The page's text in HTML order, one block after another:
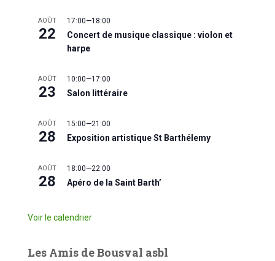
AOÛT
22
17:00—18:00
Concert de musique classique : violon et
harpe
AOÛT
23
10:00—17:00
Salon littéraire
AOÛT
28
15:00—21:00
Exposition artistique St Barthélemy
AOÛT
28
18:00—22:00
Apéro de la Saint Barth’
Voir le calendrier
Les Amis de Bousval asbl